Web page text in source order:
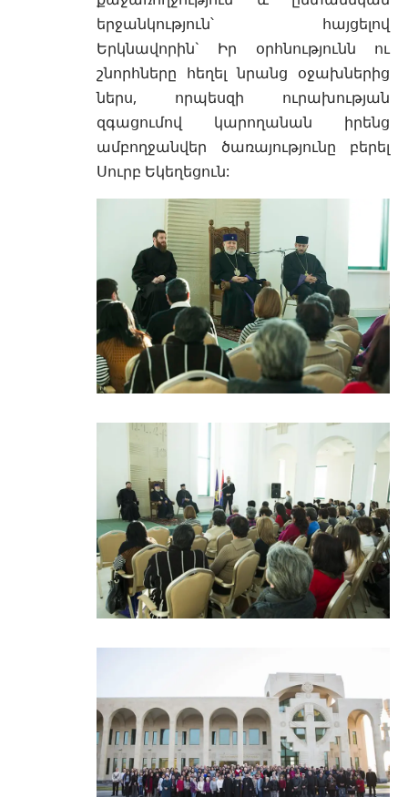
երջանկություն՝ հայցելով
Երկնավորին` Իր օրհնությունն ու
շնորհները հեղել նրանց օջախներից
ներս, որպեսզի ուրախության
զգացումով կարողանան իրենց
ամբողջանվեր ծառայությունը բերել
Սուրբ Եկեղեցուն: